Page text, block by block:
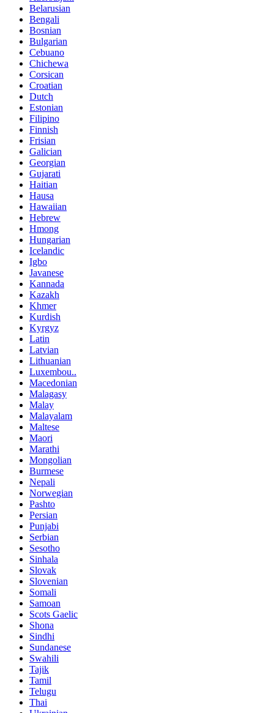
Belarusian
Bengali
Bosnian
Bulgarian
Cebuano
Chichewa
Corsican
Croatian
Dutch
Estonian
Filipino
Finnish
Frisian
Galician
Georgian
Gujarati
Haitian
Hausa
Hawaiian
Hebrew
Hmong
Hungarian
Icelandic
Igbo
Javanese
Kannada
Kazakh
Khmer
Kurdish
Kyrgyz
Latin
Latvian
Lithuanian
Luxembou..
Macedonian
Malagasy
Malay
Malayalam
Maltese
Maori
Marathi
Mongolian
Burmese
Nepali
Norwegian
Pashto
Persian
Punjabi
Serbian
Sesotho
Sinhala
Slovak
Slovenian
Somali
Samoan
Scots Gaelic
Shona
Sindhi
Sundanese
Swahili
Tajik
Tamil
Telugu
Thai